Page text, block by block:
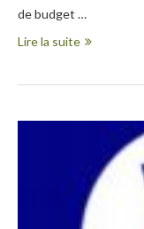
de budget …
Lire la suite